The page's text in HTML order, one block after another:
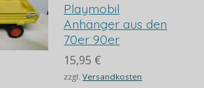
Playmobil
Anhänger aus den
70er 90er
15,95 €
zzgl.Versandkosten